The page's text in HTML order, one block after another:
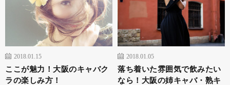
2018.01.15
ここが魅力！大阪のキャバク
ラの楽しみ方！
2018.01.05
落ち着いた雰囲気で飲みたい
なら！大阪の姉キャバ・熟キ